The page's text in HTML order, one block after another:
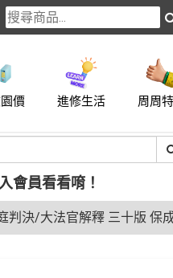
價 進修生活 周周
會員看看唷！
決/大法官解釋 三十版 保